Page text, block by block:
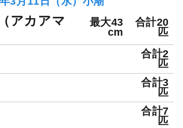
（アカアマ
最大43
cm
合計20
匹
合計2
匹
合計3
匹
合計7
匹